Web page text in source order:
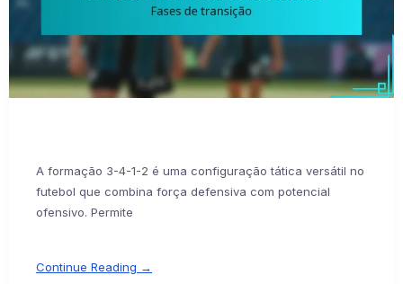
A formação 3-4-1-2 é uma configuração tática versátil no
futebol que combina força defensiva com potencial
ofensivo. Permite
Continue Reading →